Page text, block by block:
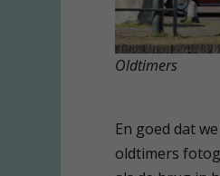
Oldtimers
En goed dat
oldtimers